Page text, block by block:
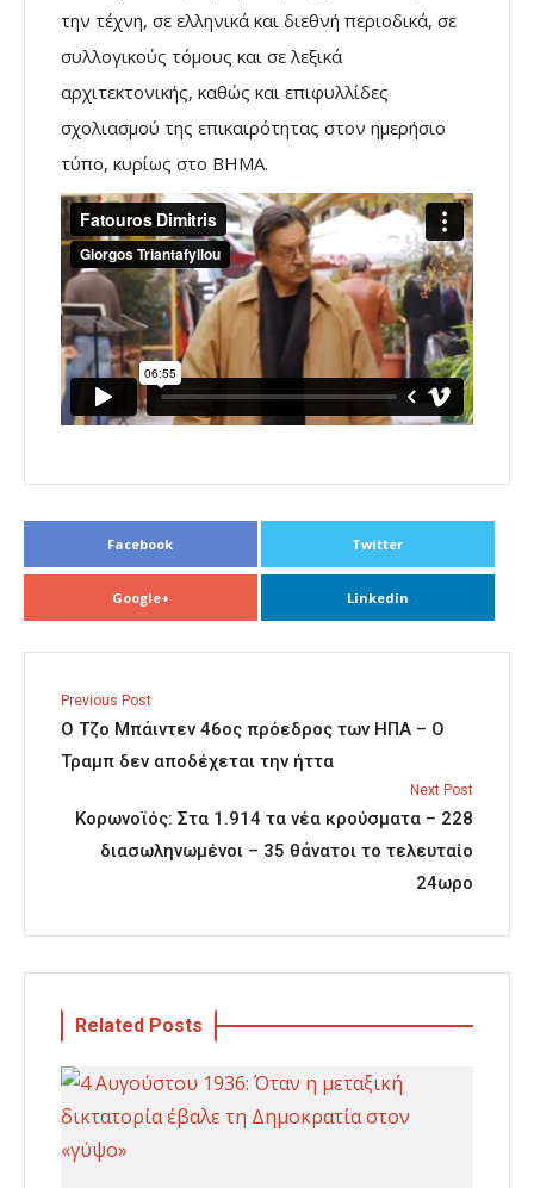
την τέχνη, σε ελληνικά και διεθνή περιοδικά, σε
συλλογικούς τόμους και σε λεξικά
αρχιτεκτονικής, καθώς και επιφυλλίδες
σχολιασμού της επικαιρότητας στον ημερήσιο
τύπο, κυρίως στο ΒΗΜΑ.
Facebook Twitter
Google+ Linkedin
Previous Post
Ο Τζο Μπάιντεν 46ος πρόεδρος των ΗΠΑ – Ο
Τραμπ δεν αποδέχεται την ήττα
Next Post
Κορωνοϊός: Στα 1.914 τα νέα κρούσματα – 228
διασωληνωμένοι – 35 θάνατοι το τελευταίο
24ωρο
Related Posts